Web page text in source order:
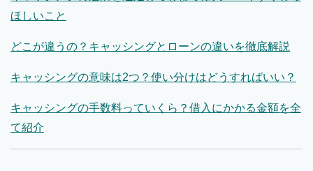
ほしいこと
どこが違うの？キャッシングとローンの違いを徹底解説
キャッシングの意味は2つ？使い分けはどうすればいい？
キャッシングの手数料っていくら？借入にかかる金額を全
て紹介